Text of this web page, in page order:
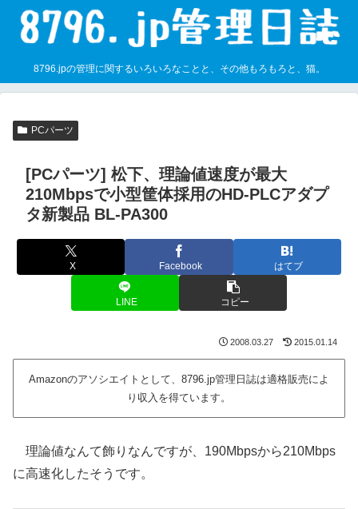
8796.jpの管理に関するいろいろなことと、その他もろもろと、猫。
PCパーツ
[PCパーツ] 松下、理論値速度が最大
210Mbpsで小型筐体採用のHD-PLCアダプ
タ新製品 BL-PA300
X Facebook はてブ
LINE コピー
2008.03.27 2015.01.14
Amazonのアソシエイトとして、8796.jp管理日誌は適格販売によ
り収入を得ています。
理論値なんて飾りなんですが、190Mbpsから210Mbps
に高速化したそうです。